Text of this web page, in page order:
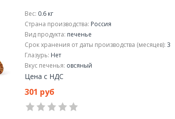
Вес: 0.6 кг
Страна производства: Россия
Вид продукта: печенье
Срок хранения от даты производства (месяцев): 3
Глазурь: Нет
Вкус печенья: овсяный
Цена с НДС
301 руб